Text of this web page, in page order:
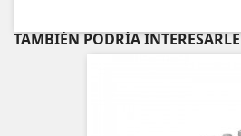
TAMBIÉN PODRÍA INTERESARLE